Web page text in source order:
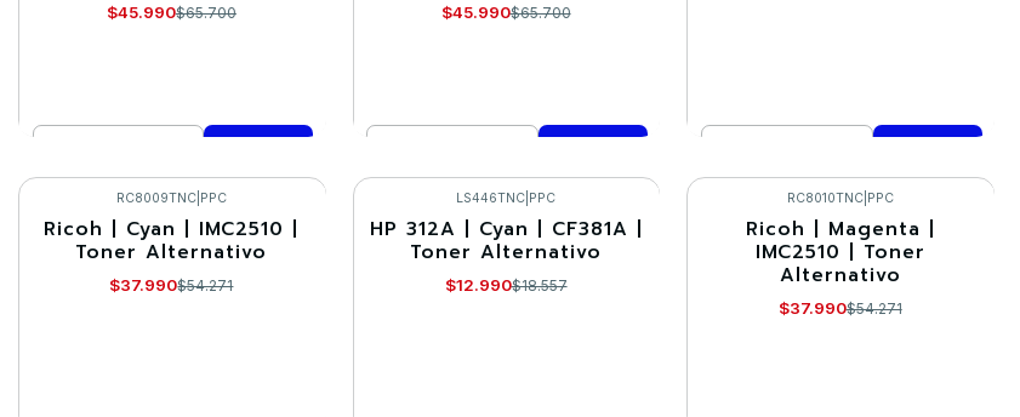
$45.990$65.700
Comprar ahora
$45.990$65.700
Comprar ahora
Comprar ahora
-30%
RC8009TNC| PPC
Ricoh | Cyan | IMC2510 |
Toner Alternativo
$37.990$54.271
-30%
LS446TNC PPC
HP 312A | Cyan | CF381A |
Toner Alternativo
$12.990$18.557
-30%
RC8010TNC| PPC
Ricoh | Magenta |
IMC2510 | Toner
Alternativo
$37.990$54.271